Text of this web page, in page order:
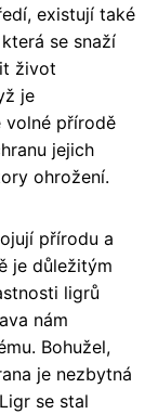
existují také
se snaží
život
je
volné přírodě
jejich
ohrožení.
přírodu a
je důležitým
ligrů
nám
Bohužel,
je nezbytná
se stal